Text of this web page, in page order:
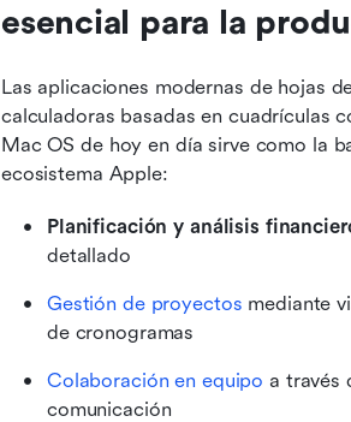
esencial para la
Las aplicaciones modernas de hojas
calculadoras basadas en cuadrículas
Mac OS de hoy en día sirve como la
ecosistema Apple:
Planificación y análisis
detallado
Gestión de proyectos mediante
de cronogramas
Colaboración en equipo a través
comunicación